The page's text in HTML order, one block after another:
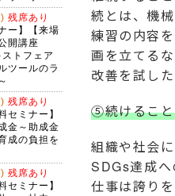
続とは、機
練習の内容
画を立てる
改善を試し
⑤続けるこ
組織や社会
SDGs達成へ
仕事は誇り